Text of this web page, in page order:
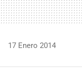
17 Enero 2014